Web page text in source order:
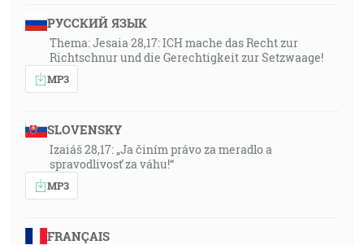
РУССКИЙ ЯЗЫК
Thema: Jesaia 28,17: ICH mache das Recht zur
Richtschnur und die Gerechtigkeit zur Setzwaage!
MP3
SLOVENSKY
Izaiáš 28,17: „Ja činím právo za meradlo a
spravodlivosť za váhu!“
MP3
FRANÇAIS